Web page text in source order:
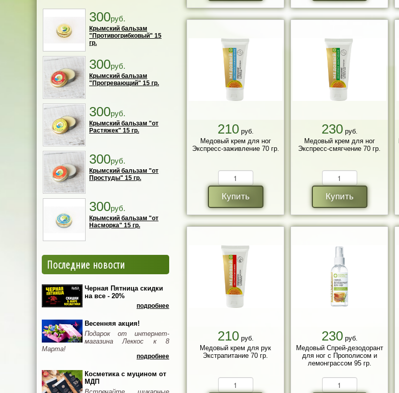
300руб.
Крымский бальзам
"Противогрибковый" 15
гр.
300руб.
Крымский бальзам
"Прогревающий" 15 гр.
300руб.
Крымский бальзам "от
Растяжек" 15 гр.
300руб.
Крымский бальзам "от
Простуды" 15 гр.
300руб.
Крымский бальзам "от
Насморка" 15 гр.
Последние новости
Черная Пятница скидки
на все - 20%
подробнее
Весенняя акция!
Подарок от интернет-
магазина Леккос к 8
Марта!
подробнее
Косметика с муцином от
МДП
210руб.
Медовый крем для ног
Экспресс-заживление 70 гр.
Купить
230руб.
Медовый крем для ног
Экспресс-смягчение 70 гр.
Купить
210руб.
Медовый крем для рук
Экстрапитание 70 гр.
230руб.
Медовый Спрей-дезодорант
для ног с Прополисом и
лемонграссом 95 гр.